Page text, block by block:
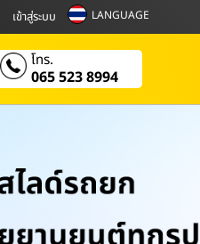
เข้าสู่ระบบ LANGUAGE
โทร.
065 523 8994